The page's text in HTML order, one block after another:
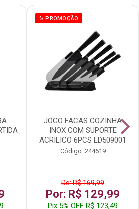
% PROMOÇÃO
JOGO FACAS COZINHA
INOX COM SUPORTE
ACRILICO 6PCS ED509001
Código: 244619
De: R$ 169,99
Por: R$ 129,99
Pix 5% OFF R$ 123,49